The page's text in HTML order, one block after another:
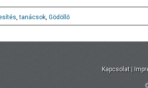
,tanácsok, Gödöllő
Kapcsolat |